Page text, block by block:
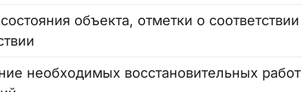
объекта, отметки о соответствии
необходимых восстановительных работ